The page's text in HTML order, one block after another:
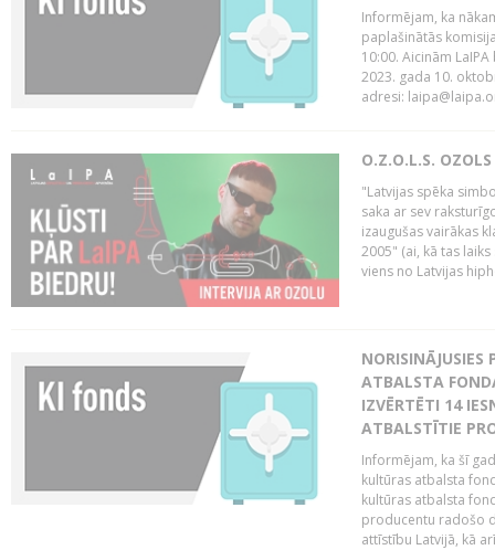
Informējam, ka
paplašinātās
10:00. Aicinām
2023. gada 10.
adresi:
O.Z.O.L.S.
"Latvijas spēka
saka ar sev
izaugušas vairākas
2005" (ai, kā tas
viens no Latvijas
ATBALSTA
IZVĒRTĒTI 14
ATBALSTĪTIE
Informējam, ka šī
kultūras atbalsta
kultūras atbalsta
producentu radošo
attīstību Latvijā, kā